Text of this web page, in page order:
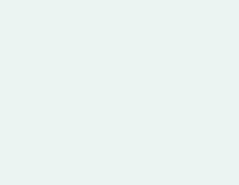
诗而不露说理的痕迹，这是朱